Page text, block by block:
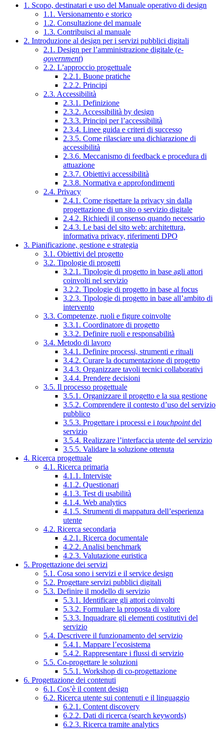
1. Scopo, destinatari e uso del Manuale operativo di design
1.1. Versionamento e storico
1.2. Consultazione del manuale
1.3. Contribuisci al manuale
2. Introduzione al design per i servizi pubblici digitali
2.1. Design per l’amministrazione digitale (e-
government)
2.2. L’approccio progettuale
2.2.1. Buone pratiche
2.2.2. Principi
2.3. Accessibilità
2.3.1. Definizione
2.3.2. Accessibilità by design
2.3.3. Principi per l’accessibilità
2.3.4. Linee guida e criteri di successo
2.3.5. Come rilasciare una dichiarazione di
accessibilità
2.3.6. Meccanismo di feedback e procedura di
attuazione
2.3.7. Obiettivi accessibilità
2.3.8. Normativa e approfondimenti
2.4. Privacy
2.4.1. Come rispettare la privacy sin dalla
progettazione di un sito o servizio digitale
2.4.2. Richiedi il consenso quando necessario
2.4.3. Le basi del sito web: architettura,
informativa privacy, riferimenti DPO
3. Pianificazione, gestione e strategia
3.1. Obiettivi del progetto
3.2. Tipologie di progetti
3.2.1. Tipologie di progetto in base agli attori
coinvolti nel servizio
3.2.2. Tipologie di progetto in base al focus
3.2.3. Tipologie di progetto in base all’ambito di
intervento
3.3. Competenze, ruoli e figure coinvolte
3.3.1. Coordinatore di progetto
3.3.2. Definire ruoli e responsabilità
3.4. Metodo di lavoro
3.4.1. Definire processi, strumenti e rituali
3.4.2. Curare la documentazione di progetto
3.4.3. Organizzare tavoli tecnici collaborativi
3.4.4. Prendere decisioni
3.5. Il processo progettuale
3.5.1. Organizzare il progetto e la sua gestione
3.5.2. Comprendere il contesto d’uso del servizio
pubblico
3.5.3. Progettare i processi e i touchpointdel
servizio
3.5.4. Realizzare l’interfaccia utente del servizio
3.5.5. Validare la soluzione ottenuta
4. Ricerca progettuale
4.1. Ricerca primaria
4.1.1. Interviste
4.1.2. Questionari
4.1.3. Test di usabilità
4.1.4. Web analytics
4.1.5. Strumenti di mappatura dell’esperienza
utente
4.2. Ricerca secondaria
4.2.1. Ricerca documentale
4.2.2. Analisi benchmark
4.2.3. Valutazione euristica
5. Progettazione dei servizi
5.1. Cosa sono i servizi e il service design
5.2. Progettare servizi pubblici digitali
5.3. Definire il modello di servizio
5.3.1. Identificare gli attori coinvolti
5.3.2. Formulare la proposta di valore
5.3.3. Inquadrare gli elementi costitutivi del
servizio
5.4. Descrivere il funzionamento del servizio
5.4.1. Mappare l’ecosistema
5.4.2. Rappresentare i flussi di servizio
5.5. Co-progettare le soluzioni
5.5.1. Workshop di co-progettazione
6. Progettazione dei contenuti
6.1. Cos’è il content design
6.2. Ricerca utente sui contenuti e il linguaggio
6.2.1. Content discovery
6.2.2. Dati di ricerca (search keywords)
6.2.3. Ricerca tramite analytics